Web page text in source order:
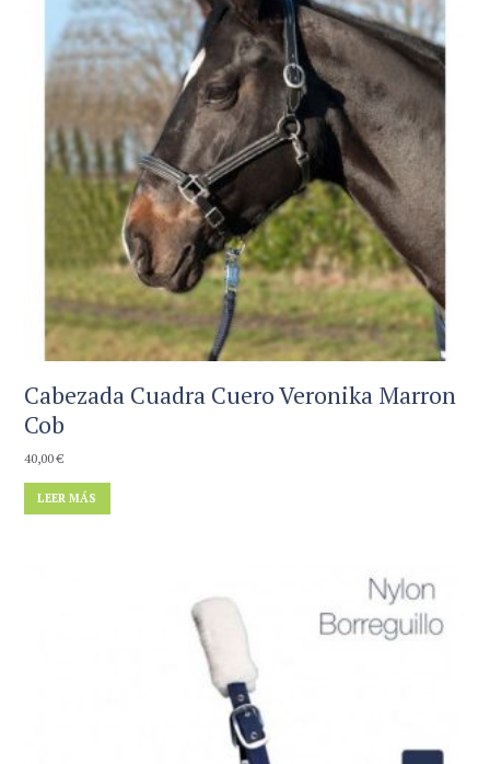
se
pueden
elegir
en
la
página
de
producto
Cabezada Cuadra Cuero Veronika Marron
Cob
40,00€
LEER MÁS